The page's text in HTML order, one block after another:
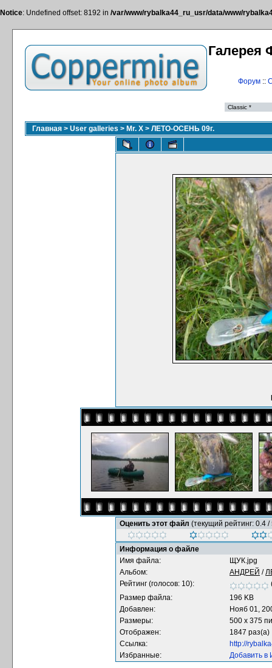
Notice: Undefined offset: 8192 in /var/www/rybalka44_ru_usr/data/www/
Галерея
Форум::
Главная > User galleries > Mr. X > ЛЕТО-ОСЕНЬ 09г.
Оценить этот файл (текущий рейтинг: 0.4 /
Информация о файле
Имя файла:
ЩУК.jpg
Альбом:
АНДРЕЙ /
Рейтинг (голосов: 10):
Размер файла:
196 KB
Добавлен:
Нояб 01,
Размеры:
500 x 375
Отображен:
1847 раз(а)
Ссылка:
http://
Избранные:
Добавить в